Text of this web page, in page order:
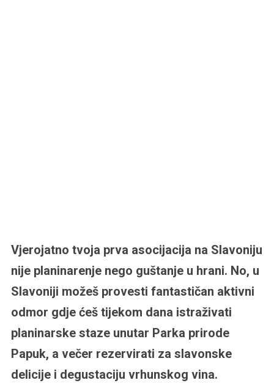
Vjerojatno tvoja prva asocijacija na Slavoniju
nije planinarenje nego guštanje u hrani. No, u
Slavoniji možeš provesti fantastičan aktivni
odmor gdje ćeš tijekom dana istraživati
planinarske staze unutar Parka prirode
Papuk, a večer rezervirati za slavonske
delicije i degustaciju vrhunskog vina.